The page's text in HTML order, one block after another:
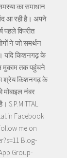
का समाधान
आ रही है। अपने
पहले विपरीत
ने जो समर्थन
यदि किशनगढ़ के
मुकाम तक पहुंचने
श्रेय किशनगढ़ के
मोबाइल नंबर
S.P.MITTAL
Facebook
me on
Blog-
Group-